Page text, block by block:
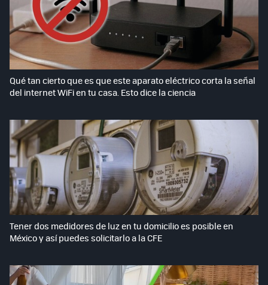
Qué tan cierto que es que este aparato eléctrico corta la señal
del internet WiFi en tu casa. Esto dice la ciencia
Tener dos medidores de luz en tu domicilio es posible en
México y así puedes solicitarlo a la CFE